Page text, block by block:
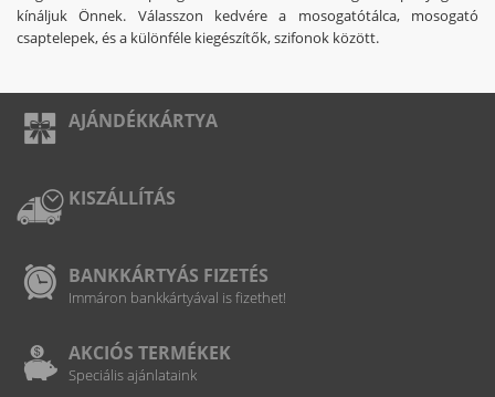
kínáljuk Önnek. Válasszon kedvére a mosogatótálca, mosogató
csaptelepek, és a különféle kiegészítők, szifonok között.
AJÁNDÉKKÁRTYA
KISZÁLLÍTÁS
BANKKÁRTYÁS FIZETÉS
Immáron bankkártyával is fizethet!
AKCIÓS TERMÉKEK
Speciális ajánlataink